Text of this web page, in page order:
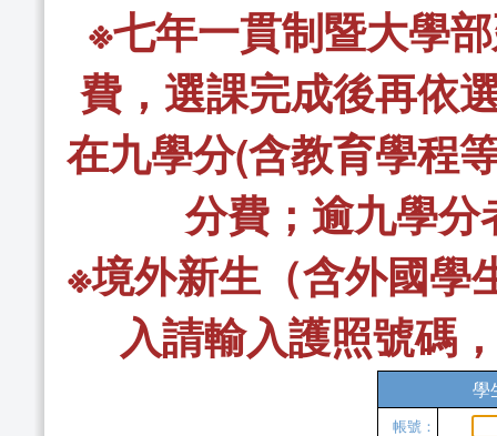
※七年一貫制暨大學
費，選課完成後再依
在九學分(含教育學程
分費；逾九學
※境外新生（含外國學
入請輸入護照號碼
學
帳號 ：